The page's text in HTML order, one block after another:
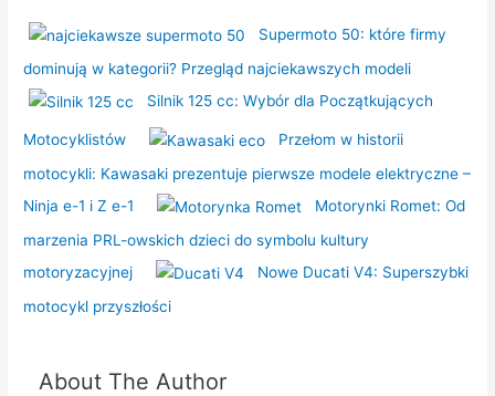
Supermoto 50: które firmy
dominują w kategorii? Przegląd najciekawszych modeli
Silnik 125 cc: Wybór dla Początkujących
Motocyklistów
Przełom w historii
motocykli: Kawasaki prezentuje pierwsze modele elektryczne –
Ninja e-1 i Z e-1
Motorynki Romet: Od
marzenia PRL-owskich dzieci do symbolu kultury
motoryzacyjnej
Nowe Ducati V4: Superszybki
motocykl przyszłości
About The Author